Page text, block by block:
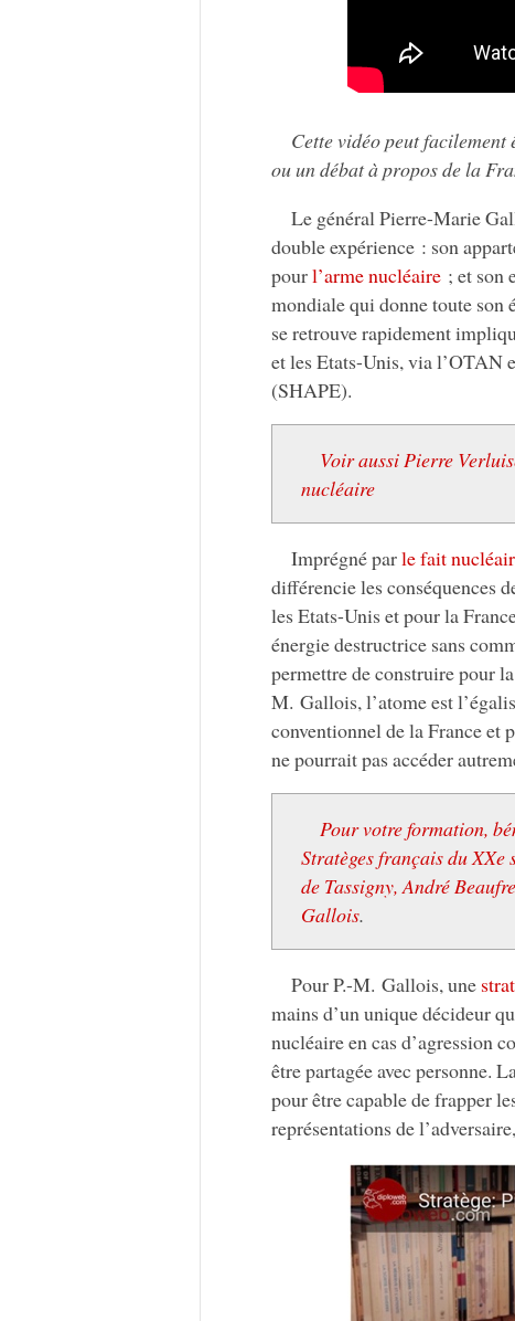
Cette vidéo peut
ou un débat à propos de la
Le général Pierre-Marie
double expérience : son
pourl’arme nucléaire; et son
mondiale qui donne toute son
se retrouve rapidement
et les Etats-Unis, via l’OTAN
(SHAPE).
Voir aussi Pierre
nucléaire
Imprégné parle fait
différencie les conséquences
les Etats-Unis et pour la
énergie destructrice sans
permettre de construire pour
M. Gallois, l’atome est
conventionnel de la France et
ne pourrait pas accéder
Pour votre formation,
Stratèges français du
de Tassigny, André
Gallois.
Pour P.-M. Gallois, une
mains d’un unique décideur
nucléaire en cas d’agression
être partagée avec personne.
pour être capable de frapper
représentations de